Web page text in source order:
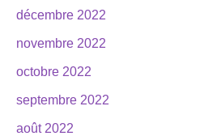
décembre 2022
novembre 2022
octobre 2022
septembre 2022
août 2022